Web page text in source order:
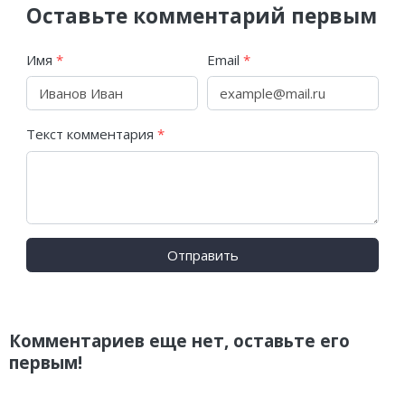
Комментариев еще нет, оставьте его
первым!
Оставьте комментарий первым
Имя * Email *
Текст комментария *
Отправить